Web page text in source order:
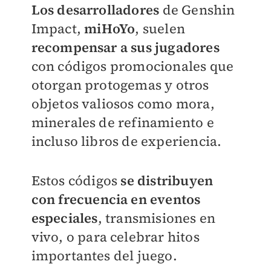
Los desarrolladores de Genshin
Impact,miHoYo, suelen
recompensar a sus jugadores
con códigos promocionales que
otorgan protogemas y otros
objetos valiosos como mora,
minerales de refinamiento e
incluso libros de experiencia.
Estos códigos se distribuyen
con frecuencia en eventos
especiales, transmisiones en
vivo, o para celebrar hitos
importantes del juego.